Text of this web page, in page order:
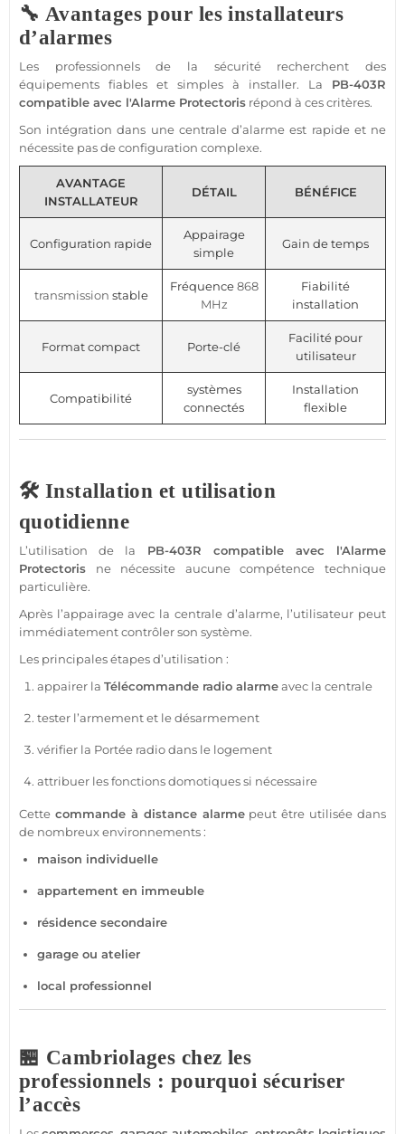
🔧 Avantages pour les installateurs
d’alarmes
Les professionnels de la sécuritérecherchent des
équipements fiables et simples à installer. La PB-403R
compatible avec l'Alarme Protectoris répond à ces critères.
Son intégration dans une centraled’alarme est rapide et ne
nécessite pas de configuration complexe.
AVANTAGE
INSTALLATEUR
DÉTAIL BÉNÉFICE
Configuration rapide
Appairage
simple
Gain de temps
transmission stable
Fréquence868
MHz
Fiabilité
installation
Format compact Porte-clé
Facilité pour
utilisateur
Compatibilité
systèmes
connectés
Installation
flexible
🛠️ Installation et utilisation
quotidienne
L’utilisation de la PB-403R compatibleavec l'Alarme
Protectoris ne nécessite aucune compétence technique
particulière.
Après l’appairage avec la centraled’alarme, l’utilisateur peut
immédiatement contrôler son système.
Les principales étapes d’utilisation :
appairer la Télécommande radio alarmeavec la centrale
tester l’armement et le désarmement
vérifier la Portée radio dans le logement
attribuer les fonctions domotiques si nécessaire
Cette commande à distance alarmepeut être utilisée dans
de nombreux environnements :
maison individuelle
appartement en immeuble
résidence secondaire
garage ou atelier
local professionnel
🏪 Cambriolages chez les
professionnels : pourquoi sécuriser
l’accès